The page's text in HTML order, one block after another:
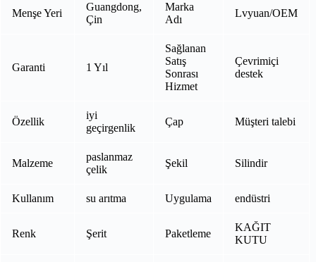
Menşe Yeri
Guangdong,
Çin
Marka
Adı
Lvyuan/OEM
Garanti 1 Yıl
Sağlanan
Satış
Sonrası
Hizmet
Çevrimiçi
destek
Özellik
iyi
geçirgenlik
Çap Müşteri talebi
Malzeme
paslanmaz
çelik
Şekil Silindir
Kullanım su arıtma Uygulama endüstri
Renk Şerit Paketleme
KAĞIT
KUTU